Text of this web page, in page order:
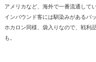
アメリカなど、海外で一番流通して
インバウンド客には馴染みがあるパ
ホカロン同様、袋入りなので、戦利
も。